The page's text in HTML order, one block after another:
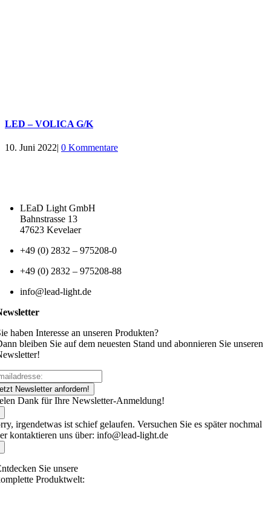
LED – VOLICA G/K
10. Juni 2022| 0 Kommentare
LEaD Light GmbH
Bahnstrasse 13
47623 Kevelaer
+49 (0) 2832 – 975208-0
+49 (0) 2832 – 975208-88
info@lead-light.de
haben Interesse an unseren Produkten?
bleiben Sie auf dem neuesten Stand und abonnieren Sie unseren
Newsletter anfordern!
Dank für Ihre Newsletter-Anmeldung!
irgendetwas ist schief gelaufen. Versuchen Sie es später nochmal
kontaktieren uns über: info@lead-light.de
Sie unsere
Produktwelt: